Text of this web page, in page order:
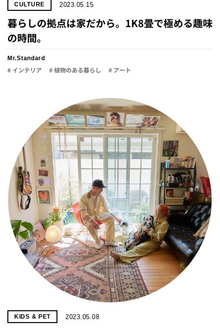
CULTURE 2023.05.15
暮らしの拠点は家だから。1K8畳で極める趣味
の時間。
Mr.Standard
# インテリア # 植物のある暮らし # アート
KIDS & PET 2023.05.08